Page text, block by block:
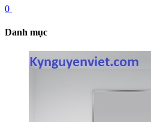
0
Danh mục